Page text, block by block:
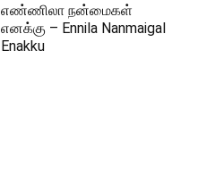
எண்ணிலா நன்மைகள்
எனக்கு – Ennila Nanmaigal
Enakku